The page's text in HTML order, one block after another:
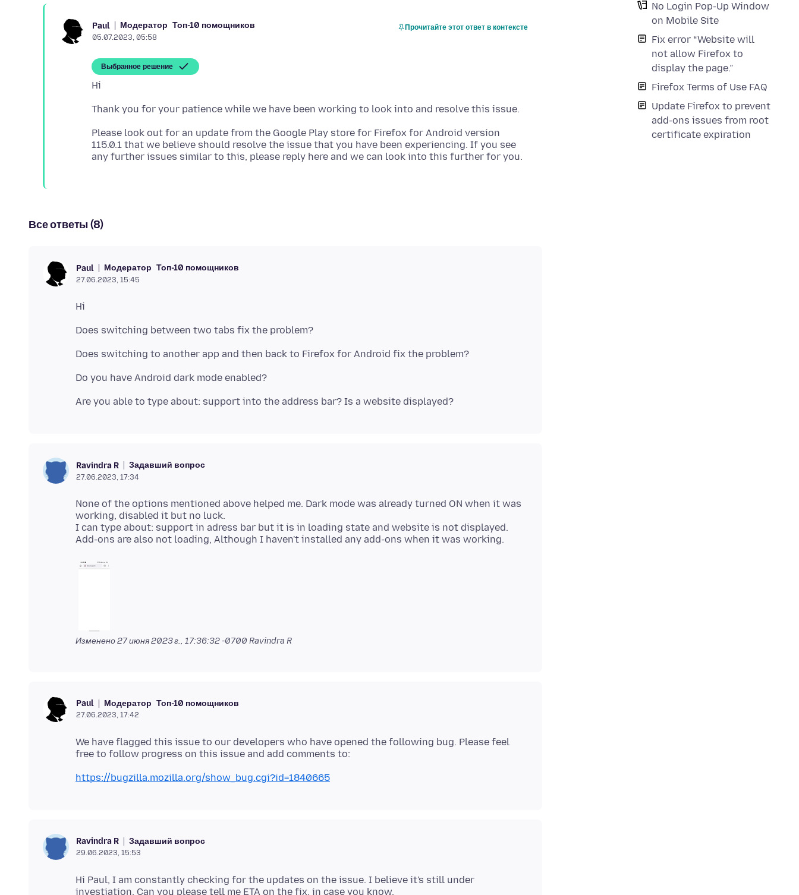
No Login Pop-Up Window
on Mobile Site
Fix error “Website will
not allow Firefox to
display the page.”
Firefox Terms of Use FAQ
Update Firefox to prevent
add-ons issues from root
certificate expiration
Paul Модератор Топ-10 помощников
05.07.2023, 05:58
Прочитайте этот ответ в контексте
Выбранное решение
Please look out for an update from the Google Play store for Firefox for Android version
115.0.1 that we believe should resolve the issue that you have been experiencing. If you see
Все ответы (8)
Paul Модератор Топ-10 помощников
27.06.2023, 15:45
Ravindra R Задавший вопрос
27.06.2023, 17:34
None of the options mentioned above helped me. Dark mode was already turned ON when it was
working, disabled it but no luck.
I can type about: support in adress bar but it is in loading state and website is not displayed.
Изменено27 июня 2023 г., 17:36:32 -0700 Ravindra R
Paul Модератор Топ-10 помощников
27.06.2023, 17:42
We have flagged this issue to our developers who have opened the following bug. Please feel
https://bugzilla.mozilla.org/show_bug.cgi?id=1840665
Ravindra R Задавший вопрос
29.06.2023, 15:53
Hi Paul, I am constantly checking for the updates on the issue. I believe it's still under